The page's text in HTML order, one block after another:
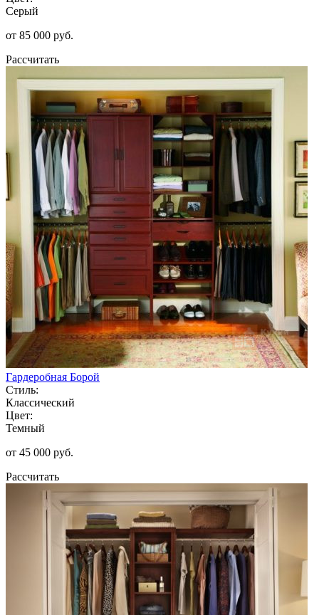
Серый
от 85 000 руб.
Рассчитать
Гардеробная Борой
Стиль:
Классический
Цвет:
Темный
от 45 000 руб.
Рассчитать